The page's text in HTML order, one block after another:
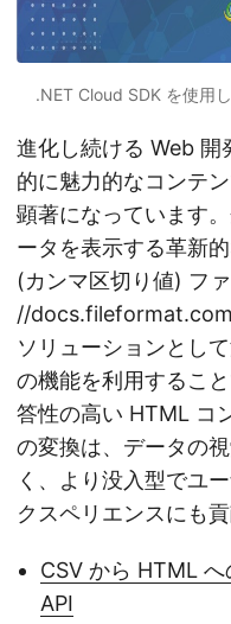
.NET Cloud SDK を使用
進化し続ける Web 開
的に魅力的なコンテ
顕著になっています
ータを表示する革新
(カンマ区切り値) フ
//
ソリューションとし
の機能を利用するこ
答性の高い HTML コ
の変換は、データの
く、より没入型でユ
クスペリエンスにも貢
CSV から HTML
API